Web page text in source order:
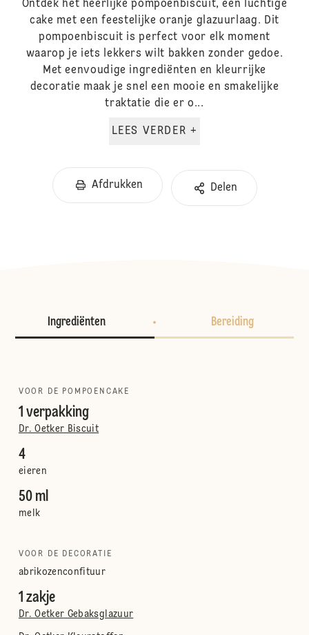
Ontdek het heerlijke pompoenbiscuit, een luchtige
cake met een feestelijke oranje glazuurlaag. Dit
pompoenbiscuit is perfect voor elk moment
waarop je iets lekkers wilt bakken zonder gedoe.
Met eenvoudige ingrediënten en kleurrijke
decoratie maak je snel een mooie en smakelijke
traktatie die er o...
LEES VERDER +
Afdrukken Delen
Ingrediënten Bereiding
VOOR DE POMPOENCAKE
1 verpakking
Dr. Oetker Biscuit
4
eieren
50 ml
melk
VOOR DE DECORATIE
abrikozenconfituur
1 zakje
Dr. Oetker Gebaksglazuur